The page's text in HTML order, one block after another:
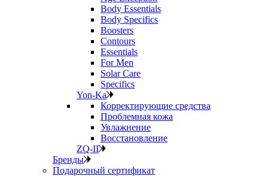
Body Essentials
Body Specifics
Boosters
Contours
Essentials
For Men
Solar Care
Specifics
Yon-Ka
Корректирующие средства
Проблемная кожа
Увлажнение
Восстановление
ZQ-II
Бренды
Подарочный сертификат